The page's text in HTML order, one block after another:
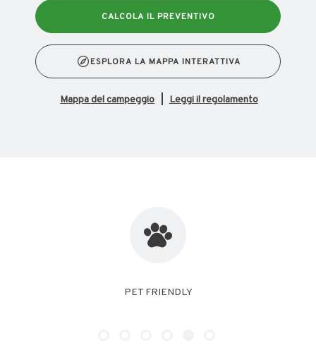
CALCOLA IL PREVENTIVO
ESPLORA LA MAPPA INTERATTIVA
mappa del campeggio Leggi il regolamento
FREE WIFI